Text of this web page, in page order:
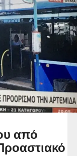
από